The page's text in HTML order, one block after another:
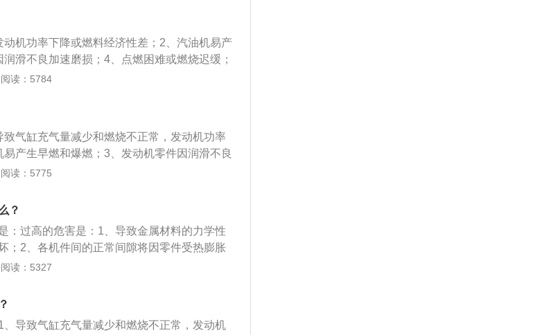
。2、高温判断：发动机有其本身的工作温
持这个温度，就必须保证汽车的冷却系统能
的温度，其实就是冷却系统中的防冻液温度，
情况，水温表没有超过仪表盘上的红色指示线
则代表发动机的温度过高。
机功率下降或燃料经济性差；2、汽油机易产
滑不良加速磨损；4、点燃困难或燃烧迟缓；
。发动机温度过高的原因是：1、水箱里的冷
内有空气；6、节温器失效。发动机的保养方
使用合格的冷却液；3、定期清理水箱水垢；
换汽车三滤；6、保持合理的转速。
阅读：5784
气缸充气量减少和燃烧不正常，发动机功率
产生早燃和爆燃；3、发动机零件因润滑不良
发动机温度过低的危害是：1、使其点燃困难
度过低而未汽化的燃料对气缸表面进行冲
损；4、发动机启动困难。
阅读：5775
？
：过高的危害是：1、导致金属材料的力学性
；2、各机件间的正常间隙将因零件受热膨胀
及氧化变质，降低润滑作用，加剧零件的磨
零部件的磨损；3、破坏润滑油膜，加快机件
阅读：5327
导致气缸充气量减少和燃烧不正常，发动机